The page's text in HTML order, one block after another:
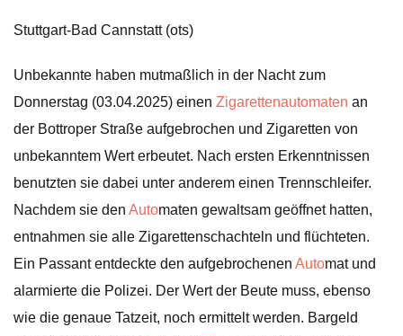
Stuttgart-Bad Cannstatt (ots)
Unbekannte haben mutmaßlich in der Nacht zum
Donnerstag (03.04.2025) einen Zigarettenautomaten an
der Bottroper Straße aufgebrochen und Zigaretten von
unbekanntem Wert erbeutet. Nach ersten Erkenntnissen
benutzten sie dabei unter anderem einen Trennschleifer.
Nachdem sie den Automaten gewaltsam geöffnet hatten,
entnahmen sie alle Zigarettenschachteln und flüchteten.
Ein Passant entdeckte den aufgebrochenen Automat und
alarmierte die Polizei. Der Wert der Beute muss, ebenso
wie die genaue Tatzeit, noch ermittelt werden. Bargeld